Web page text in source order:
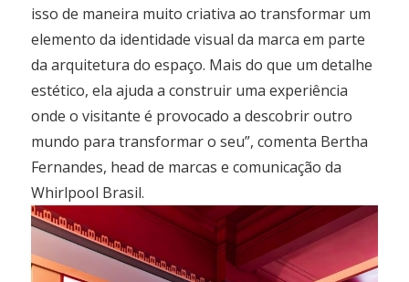
isso de maneira muito criativa ao transformar um
elemento da identidade visual da marca em parte
da arquitetura do espaço. Mais do que um detalhe
estético, ela ajuda a construir uma experiência
onde o visitante é provocado a descobrir outro
mundo para transformar o seu”, comenta Bertha
Fernandes, head de marcas e comunicação da
Whirlpool Brasil.